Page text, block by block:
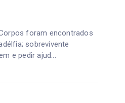
foram encontrados
sobrevivente
e pedir ajud...